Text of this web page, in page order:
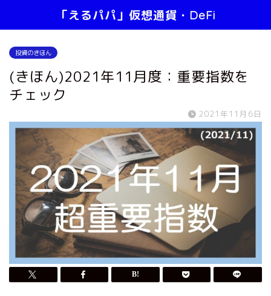
「えるパパ」仮想通貨・DeFi
投資のきほん
(きほん)2021年11月度：重要指数を
チェック
2021年11月6日